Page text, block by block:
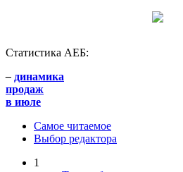
Статистика АЕБ:
– динамика
продаж
в июле
Самое читаемое
Выбор редактора
1